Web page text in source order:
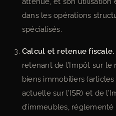
dans les opérations
spécialisés.
Calcul et retenue fiscale.
retenant de l’Impôt sur le
biens immobiliers (articles
actuelle sur l’ISR) et de
d’immeubles,